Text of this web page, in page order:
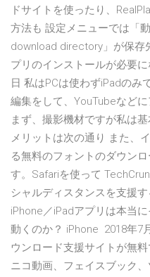
ドサイトを使ったり、
方法も 設定メニューでは「
download directory」が保存
プリのインストールが必要
日 私はPCは使わずiPadのみ
編集をして、YouTubeなど
まず、撮影機材ですが私は
メリットは次の通り また、
る無料のフォントのダウン
す。Safariを使って
シャルディスタンスを支援
iPhone／iPadアプリは本当
動くのか？ iPhone 2018年7
ウンロード支援サイトが無
ニコ動画、フェイスブック